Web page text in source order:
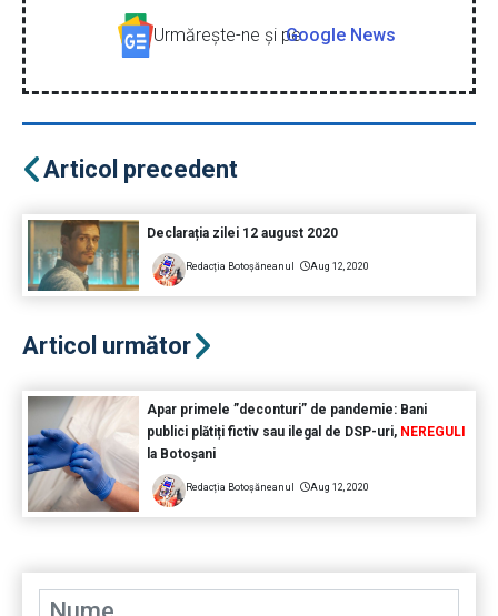
Urmăreşte-ne şi peGoogle News
Articol precedent
Declarația zilei 12 august 2020
Redacția Botoșăneanul Aug 12, 2020
Articol următor
Apar primele ”deconturi” de pandemie: Bani
publici plătiți fictiv sau ilegal de DSP-uri, NEREGULI
la Botoșani
Redacția Botoșăneanul Aug 12, 2020